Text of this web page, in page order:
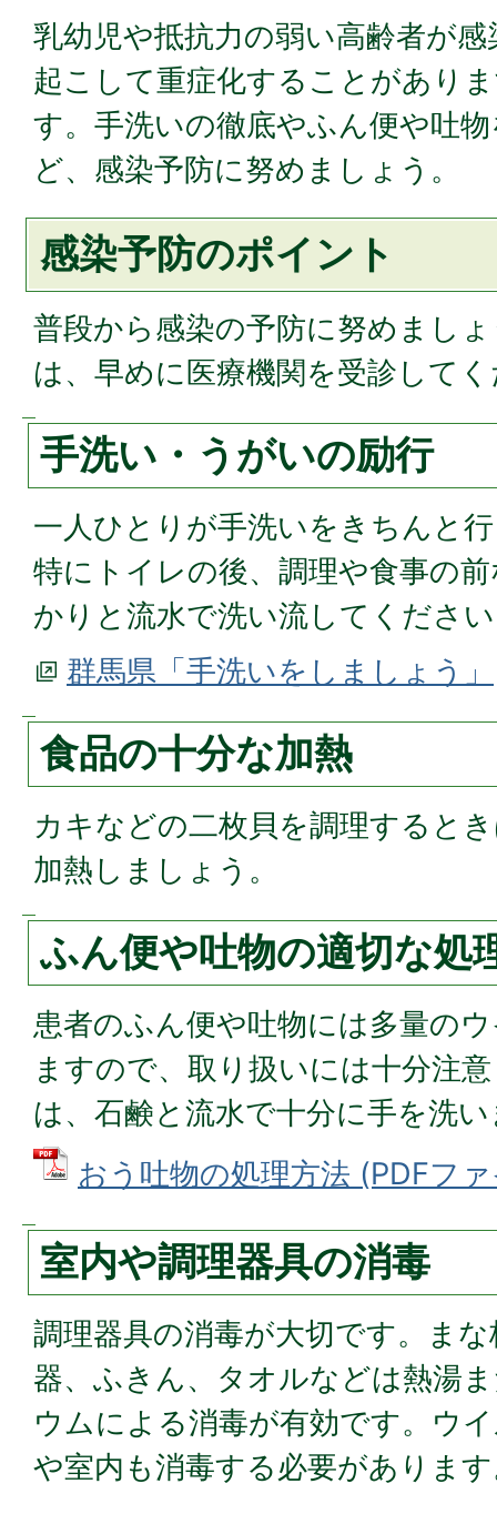
乳幼児や抵抗力の弱い高齢者が
起こして重症化することがあり
す。手洗いの徹底やふん便や吐
ど、感染予防に努めましょう。
感染予防のポイント
普段から感染の予防に努めまし
は、早めに医療機関を受診して
手洗い・うがいの励行
一人ひとりが手洗いをきちんと
特にトイレの後、調理や食事の
かりと流水で洗い流してくださ
群馬県「手洗いをしましょう」
食品の十分な加熱
カキなどの二枚貝を調理すると
加熱しましょう。
ふん便や吐物の適切な処
患者のふん便や吐物には多量の
ますので、取り扱いには十分注
は、石鹸と流水で十分に手を洗
おう吐物の処理方法 (PDFフ
室内や調理器具の消毒
調理器具の消毒が大切です。ま
器、ふきん、タオルなどは熱湯
ウムによる消毒が有効です。ウ
や室内も消毒する必要がありま